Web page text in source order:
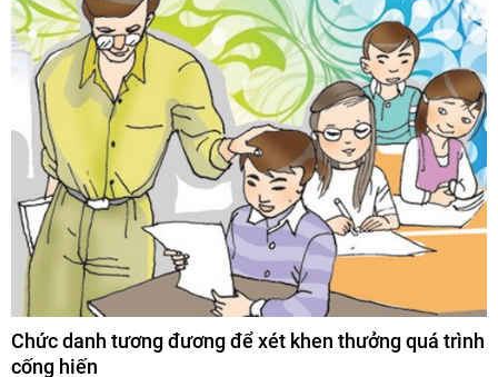
Chức danh tương đương để xét khen thưởng quá trình
cống hiến